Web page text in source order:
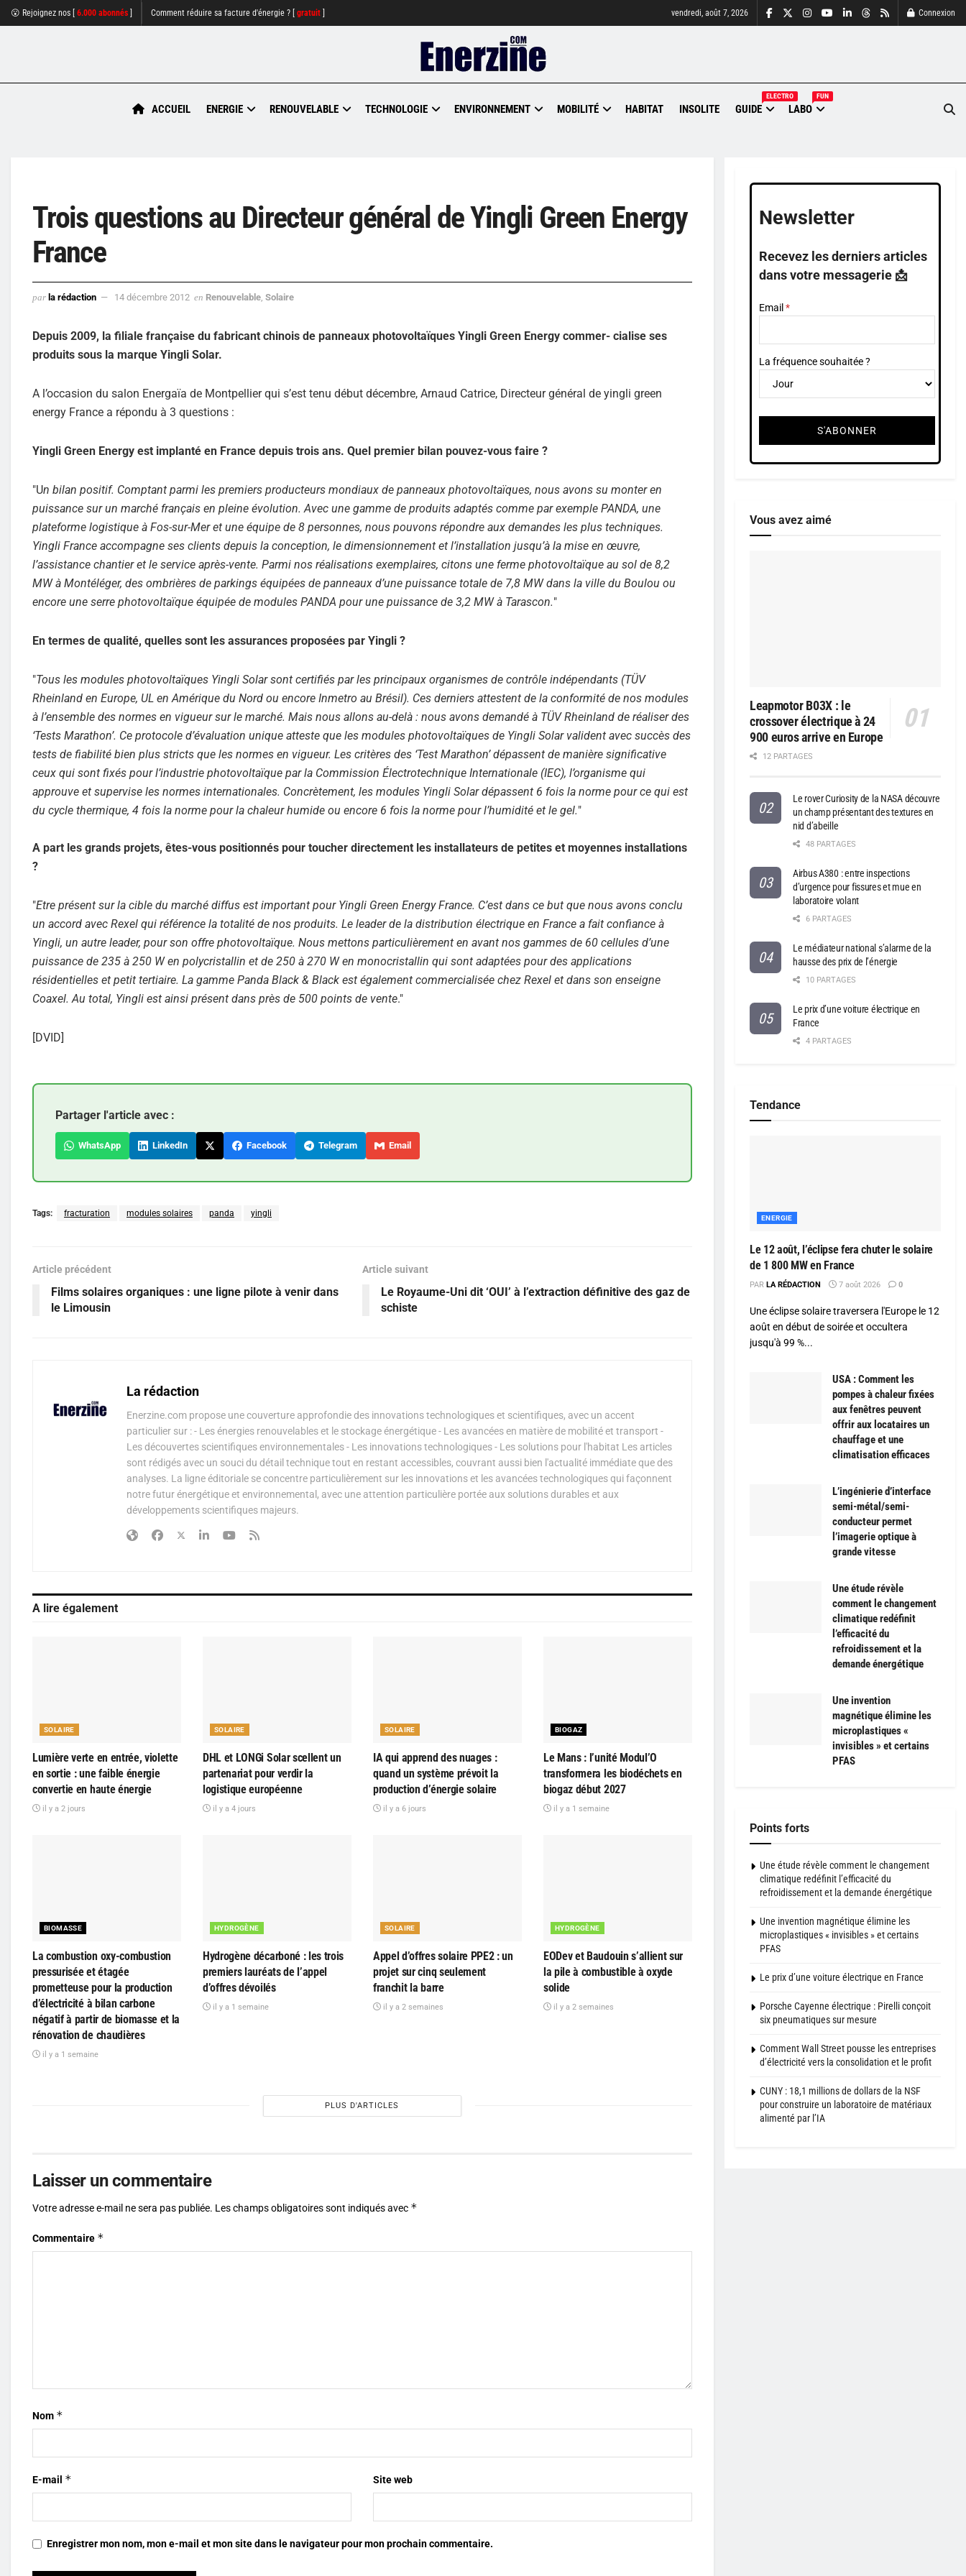
😮 Rejoignez nos [ 6.000 abonnés Comment réduire sa facture d'énergie ? [ gratuit vendredi, août 7, 2026 Connexion
ACCUEIL ENERGIE RENOUVELABLE TECHNOLOGIE ENVIRONNEMENT MOBILITÉ HABITAT INSOLITE GUIDE
ELECTRO
LABO
FUN
Trois questions au Directeur général de Yingli Green Energy
France
par la rédaction 14 décembre 2012 en Renouvelable Solaire
Depuis 2009, la filiale française du fabricant chinois de panneaux photovoltaïques Yingli Green Energy commer- cialise ses
produits sous la marque Yingli Solar.
A l’occasion du salon Energaïa de Montpellier qui s’est tenu début décembre, Arnaud Catrice, Directeur général de yingli green
energy France a répondu à 3 questions :
Yingli Green Energy est implanté en France depuis trois ans. Quel premier bilan pouvez-vous faire ?
"Un bilan positif. Comptant parmi les premiers producteurs mondiaux de panneaux photovoltaïques, nous avons su monter en
puissance sur un marché français en pleine évolution. Avec une gamme de produits adaptés comme par exemple PANDA, une
plateforme logistique à Fos-sur-Mer et une équipe de 8 personnes, nous pouvons répondre aux demandes les plus techniques.
Yingli France accompagne ses clients depuis la conception, le dimensionnement et l’installation jusqu’à la mise en œuvre,
l’assistance chantier et le service après-vente. Parmi nos réalisations exemplaires, citons une ferme photovoltaïque au sol de 8,2
MW à Montéléger, des ombrières de parkings équipées de panneaux d’une puissance totale de 7,8 MW dans la ville du Boulou ou
encore une serre photovoltaïque équipée de modules PANDA pour une puissance de 3,2 MW à Tarascon."
En termes de qualité, quelles sont les assurances proposées par Yingli ?
"Tous les modules photovoltaïques Yingli Solar sont certifiés par les principaux organismes de contrôle indépendants (TÜV
Rheinland en Europe, UL en Amérique du Nord ou encore Inmetro au Brésil). Ces derniers attestent de la conformité de nos modules
à l’ensemble des normes en vigueur sur le marché. Mais nous allons au-delà : nous avons demandé à TÜV Rheinland de réaliser des
‘Tests Marathon’. Ce protocole d’évaluation unique atteste que les modules photovoltaïques de Yingli Solar valident avec succès des
tests de fiabilité bien plus stricts que les normes en vigueur. Les critères des ‘Test Marathon’ dépassent de manière significative
ceux qui sont fixés pour l’industrie photovoltaïque par la Commission Électrotechnique Internationale (IEC), l’organisme qui
approuve et supervise les normes internationales. Concrètement, les modules Yingli Solar dépassent 6 fois la norme pour ce qui est
du cycle thermique, 4 fois la norme pour la chaleur humide ou encore 6 fois la norme pour l’humidité et le gel."
A part les grands projets, êtes-vous positionnés pour toucher directement les installateurs de petites et moyennes installations
?
"Etre présent sur la cible du marché diffus est important pour Yingli Green Energy France. C’est dans ce but que nous avons conclu
un accord avec Rexel qui référence la totalité de nos produits. Le leader de la distribution électrique en France a fait confiance à
Yingli, un autre leader, pour son offre photovoltaïque. Nous mettons particulièrement en avant nos gammes de 60 cellules d’une
puissance de 235 à 250 W en polycristallin et de 250 à 270 W en monocristallin qui sont adaptées pour des applications
résidentielles et petit tertiaire. La gamme Panda Black & Black est également commercialisée chez Rexel et dans son enseigne
Coaxel. Au total, Yingli est ainsi présent dans près de 500 points de vente."
[DVID]
Partager l'article avec :
WhatsApp LinkedIn Facebook Telegram Email
Tags: fracturation modules solaires panda yingli
Article précédent
Films solaires organiques : une ligne pilote à venir dans
le Limousin
Article suivant
Le Royaume-Uni dit ‘OUI’ à l’extraction définitive des gaz de
schiste
La rédaction
Enerzine.com propose une couverture approfondie des innovations technologiques et scientifiques, avec un accent
particulier sur : - Les énergies renouvelables et le stockage énergétique - Les avancées en matière de mobilité et transport -
Les découvertes scientifiques environnementales - Les innovations technologiques - Les solutions pour l'habitat Les articles
sont rédigés avec un souci du détail technique tout en restant accessibles, couvrant aussi bien l'actualité immédiate que des
analyses. La ligne éditoriale se concentre particulièrement sur les innovations et les avancées technologiques qui façonnent
notre futur énergétique et environnemental, avec une attention particulière portée aux solutions durables et aux
développements scientifiques majeurs.
A lire également
SOLAIRE
Lumière verte en entrée, violette
en sortie : une faible énergie
convertie en haute énergie
il y a 2 jours
SOLAIRE
DHL et LONGi Solar scellent un
partenariat pour verdir la
logistique européenne
il y a 4 jours
SOLAIRE
IA qui apprend des nuages :
quand un système prévoit la
production d’énergie solaire
il y a 6 jours
BIOGAZ
Le Mans : l’unité Modul’O
transformera les biodéchets en
biogaz début 2027
il y a 1 semaine
BIOMASSE
La combustion oxy-combustion
pressurisée et étagée
prometteuse pour la production
d’électricité à bilan carbone
négatif à partir de biomasse et la
rénovation de chaudières
il y a 1 semaine
HYDROGÈNE
Hydrogène décarboné : les trois
premiers lauréats de l’appel
d’offres dévoilés
il y a 1 semaine
SOLAIRE
Appel d’offres solaire PPE2 : un
projet sur cinq seulement
franchit la barre
il y a 2 semaines
HYDROGÈNE
EODev et Baudouin s’allient sur
la pile à combustible à oxyde
solide
il y a 2 semaines
PLUS D'ARTICLES
Laisser un commentaire
Votre adresse e-mail ne sera pas publiée. Les champs obligatoires sont indiqués avec *
Commentaire *
Nom *
E-mail * Site web
Enregistrer mon nom, mon e-mail et mon site dans le navigateur pour mon prochain commentaire.
Newsletter
Recevez les derniers articles
dans votre messagerie 📩
Email
La fréquence souhaitée ?
Vous avez aimé
Leapmotor B03X : le
crossover électrique à 24
900 euros arrive en Europe
12 PARTAGES
Le rover Curiosity de la NASA découvre
un champ présentant des textures en
nid d’abeille
48 PARTAGES
Airbus A380 : entre inspections
d’urgence pour fissures et mue en
laboratoire volant
6 PARTAGES
Le médiateur national s’alarme de la
hausse des prix de l’énergie
10 PARTAGES
Le prix d’une voiture électrique en
France
4 PARTAGES
Tendance
ENERGIE
Le 12 août, l’éclipse fera chuter le solaire
de 1 800 MW en France
PAR LA RÉDACTION 7 août 2026 0
Une éclipse solaire traversera l'Europe le 12
août en début de soirée et occultera
jusqu'à 99 %...
USA : Comment les
pompes à chaleur fixées
aux fenêtres peuvent
offrir aux locataires un
chauffage et une
climatisation efficaces
L’ingénierie d’interface
semi-métal/semi-
conducteur permet
l’imagerie optique à
grande vitesse
Une étude révèle
comment le changement
climatique redéfinit
l’efficacité du
refroidissement et la
demande énergétique
Une invention
magnétique élimine les
microplastiques «
invisibles » et certains
PFAS
Points forts
Une étude révèle comment le changement
climatique redéfinit l’efficacité du
refroidissement et la demande énergétique
Une invention magnétique élimine les
microplastiques « invisibles » et certains
PFAS
Le prix d’une voiture électrique en France
Porsche Cayenne électrique : Pirelli conçoit
six pneumatiques sur mesure
Comment Wall Street pousse les entreprises
d’électricité vers la consolidation et le profit
CUNY : 18,1 millions de dollars de la NSF
pour construire un laboratoire de matériaux
alimenté par l’IA